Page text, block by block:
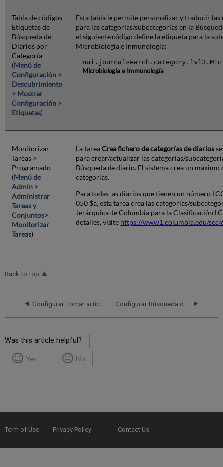
Tabla de códigos
Etiquetas de
Búsqueda de
Diarios por
Categoría
(Menú de
Configuración >
Descubrimiento
> Mostrar
Configuración >
Etiquetas)
Esta tabla le permite personalizar y traducir las
para las categorías/subcategorías en la
el siguiente código define la etiqueta para la
Microbiología e Inmunología:
Microbiología e Immunología
Monitorizar
Tareas >
Programado
(Menú de
Admin >
Administrar
Tareas y
Conjuntos>
Monitorizar
Tareas)
La tareaCrea fichero de categorías de diarios
para crear/actualizar las categorías/
Búsqueda de diario. El sistema crea un máximo
categorías.
Para todas las diarios que tienen un número
050 $a, esta tarea crea las categorías/
Jerárquica de Columbia para la Clasificación
detalles, visite https://www1.columbia.edu/
Back to top
Was this article helpful?
Yes No
Term of Use Privacy Policy Contact Us